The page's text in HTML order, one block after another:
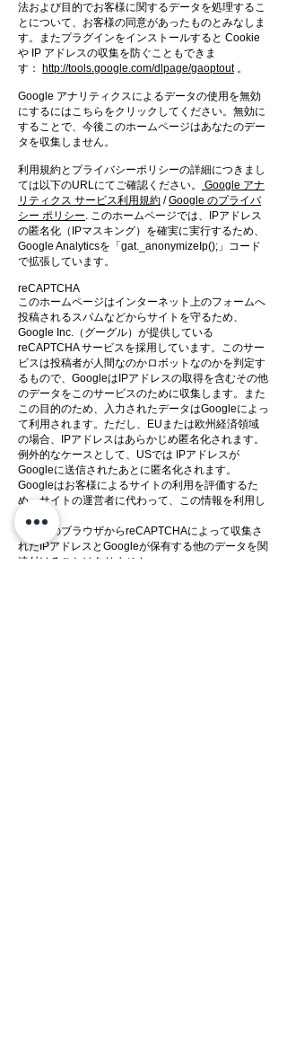
法および目的でお客様に関するデータを処理するこ
とについて、お客様の同意があったものとみなしま
す。またプラグインをインストールすると Cookie
や IP アドレスの収集を防ぐこともできま
す： http://tools.google.com/dlpage/gaoptout。
Google アナリティクスによるデータの使用を無効
にするにはこちらをクリックしてください。無効に
することで、今後このホームページはあなたのデー
タを収集しません。
利用規約とプライバシーポリシーの詳細につきまし
ては以下のURLにてご確認ください。
Google アナ
リティクス サービス利用規約 /Google のプライバ
シー ポリシー. このホームページでは、IPアドレス
の匿名化（IPマスキング）を確実に実行するため、
Google Analyticsを「gat._anonymizeIp();」コード
で拡張しています。
reCAPTCHA
このホームページはインターネット上のフォームへ
投稿されるスパムなどからサイトを守るため、
Google Inc.（グーグル）が提供している
reCAPTCHA サービスを採用しています。このサー
ビスは投稿者が人間なのかロボットなのかを判定す
るもので、GoogleはIPアドレスの取得を含むその他
のデータをこのサービスのために収集します。また
この目的のため、入力されたデータはGoogleによっ
て利用されます。ただし、EUまたは欧州経済領域
の場合、IPアドレスはあらかじめ匿名化されます。
例外的なケースとして、USでは IPアドレスが
Googleに送信されたあとに匿名化されます。
Googleはお客様によるサイトの利用を評価するた
め、サイトの運営者に代わって、この情報を利用し
お客様のブラウザからreCAPTCHAによって収集さ
れたIPアドレスとGoogleが保有する他のデータを関
連付けることはありません。